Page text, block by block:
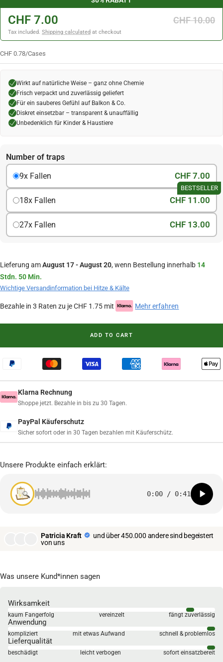
CHF 7.00 CHF 10.00
Tax included. Shipping calculated at checkout
CHF 0.78/Cases
Wirkt auf natürliche Weise – ganz ohne Chemie
Frisch verpackt und zuverlässig geliefert
Für ein sauberes Gefühl auf Balkon & Co.
Diskret einsetzbar – transparent & unauffällig
Unbedenklich für Kinder & Haustiere
Number of traps
9x Fallen
CHF 7.00
BESTSELLER
18x Fallen CHF 11.00
27x Fallen CHF 13.00
Lieferung amAugust 17 - August 20, wenn Bestellung innerhalb 14
Stdn. 50 Min.
Wichtige Versandinformation bei Hitze & Kälte
Bezahle in 3 Raten zu je CHF 1.75 mit Mehr erfahren
ADD TO CART
Klarna Rechnung
Shoppe jetzt. Bezahle in bis zu 30 Tagen.
PayPal Käuferschutz
Sicher sofort oder in 30 Tagen bezahlen mit Käuferschütz.
Unsere Produkte einfach erklärt:
0:00 / 0:41
Patricia Kraft
und über 450.000 andere sind begeistert
von uns
Was unsere Kund*innen sagen
Wirksamkeit
kaum Fangerfolg vereinzelt fängt zuverlässig
Anwendung
kompliziert mit etwas Aufwand schnell & problemlos
Lieferqualität
beschädigt leicht verbogen sofort einsatzbereit